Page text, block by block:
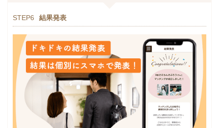
STEP6 結果発表